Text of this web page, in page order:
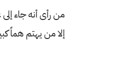
من رأى أنه جاء
إلا من يهتم هماً